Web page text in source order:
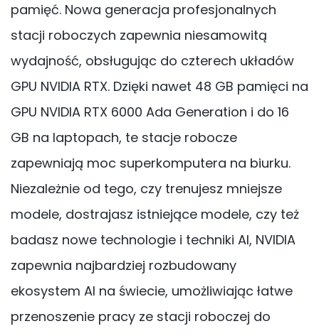
pamięć. Nowa generacja profesjonalnych
stacji roboczych zapewnia niesamowitą
wydajność, obsługując do czterech układów
GPU NVIDIA RTX. Dzięki nawet 48 GB pamięci na
GPU NVIDIA RTX 6000 Ada Generation i do 16
GB na laptopach, te stacje robocze
zapewniają moc superkomputera na biurku.
Niezależnie od tego, czy trenujesz mniejsze
modele, dostrajasz istniejące modele, czy też
badasz nowe technologie i techniki AI, NVIDIA
zapewnia najbardziej rozbudowany
ekosystem AI na świecie, umożliwiając łatwe
przenoszenie pracy ze stacji roboczej do